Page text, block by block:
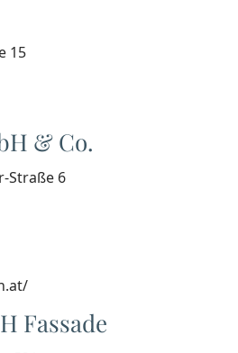
15
& Co.
Straße 6
Fassade